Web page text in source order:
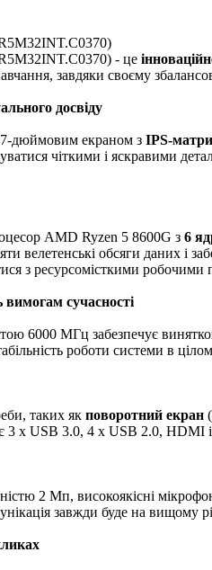
- це
завдяки своєму
досвіду
дюймовим екраном з IPS-
чіткими і яскравими
AMD Ryzen 5 8600G з 6
велетенські обсяги даних
з ресурсомісткими робочими
вимогам сучасності
6000 МГц забезпечує
роботи системи в
таких як поворотний екран
x USB 3.0, 4 x USB 2.0, HDMI
2 Мп, високоякісні
завжди буде на вищому